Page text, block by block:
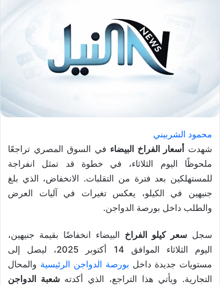
محمود الشربيني
شهدت أسعار الفراخ البيضاء في السوق المصري تراجعًا
ملحوظًا اليوم الثلاثاء، في خطوة قد تمثل انفراجة
للمستهلكين بعد فترة من التقلبات. الانخفاض، الذي بلغ
جنيهين في الكيلو، يعكس تغيرات في آليات العرض
والطلب داخل بورصة الدواجن.
سجل سعر كيلو الفراخ البيضاء انخفاضًا بقيمة جنيهين،
اليوم الثلاثاء الموافق 14 أكتوبر 2025، ليصل إلى
مستويات جديدة داخل بورصة الدواجن الرئيسية والمحال
التجارية. ويأتي هذا التراجع، الذي أكدتهشعبة الدواجن